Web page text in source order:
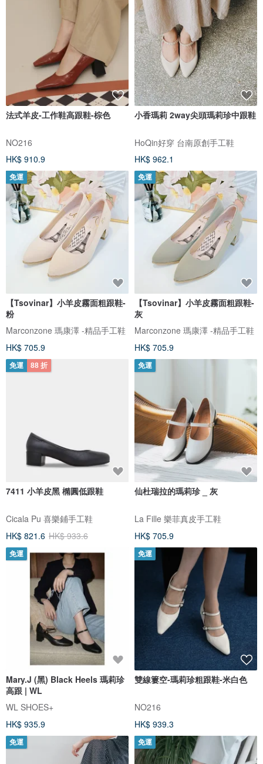
法式羊皮-工作鞋高跟鞋-棕色
NO216
HK$ 910.9
小香瑪莉 2way尖頭瑪莉珍中跟鞋
HoQin好穿 台南原創手工鞋
HK$ 962.1
免運
【Tsovinar】小羊皮霧面粗跟鞋-
粉
Marconzone 瑪康澤 -精品手工鞋
HK$ 705.9
免運
【Tsovinar】小羊皮霧面粗跟鞋-
灰
Marconzone 瑪康澤 -精品手工鞋
HK$ 705.9
免運 88 折
7411 小羊皮黑 橢圓低跟鞋
Cicala Pu 喜樂鋪手工鞋
HK$ 821.6 HK$ 933.6
免運
仙杜瑞拉的瑪莉珍 _ 灰
La Fille 樂菲真皮手工鞋
HK$ 705.9
免運
Mary.J (黑) Black Heels 瑪莉珍
高跟 | WL
WL SHOES+
HK$ 935.9
免運
雙線簍空-瑪莉珍粗跟鞋-米白色
NO216
HK$ 939.3
免運 免運